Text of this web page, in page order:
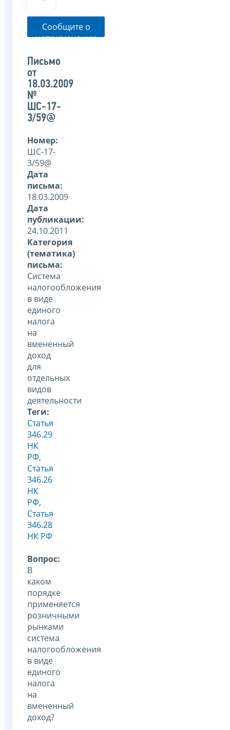
Сообщите о
неприменении
органом
письма
Письмо
от
18.03.2009
№
ШС-17-
3/59@
Номер:
ШС-17-
3/59@
Дата
письма:
18.03.2009
Дата
публикации:
24.10.2011
Категория
(тематика)
письма:
Система
налогообложения
в виде
единого
налога
на
вмененный
доход
для
отдельных
видов
деятельности
Теги:
Статья
346.29
НК
РФ,
Статья
346.26
НК
РФ,
Статья
346.28
НК РФ
Вопрос:
В
каком
порядке
применяется
розничными
рынками
система
налогообложения
в виде
единого
налога
на
вмененный
доход?